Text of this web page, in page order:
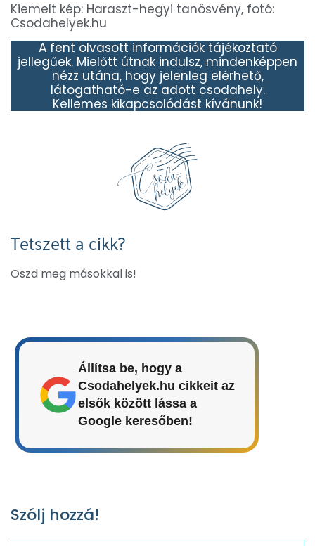
Kiemelt kép: Haraszt-hegyi tanösvény, fotó:
Csodahelyek.hu
A fent olvasott információk tájékoztató
jellegűek. Mielőtt útnak indulsz, mindenképpen
nézz utána, hogy jelenleg elérhető,
látogatható-e az adott csodahely.
Kellemes kikapcsolódást kívánunk!
Tetszett a cikk?
Oszd meg másokkal is!
Állítsa be, hogy a
Csodahelyek.hu cikkeit az
elsők között lássa a
Google keresőben!
Szólj hozzá!